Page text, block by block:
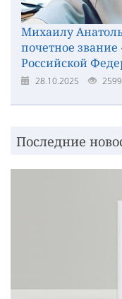
Михаилу
почетное
Российской
28.10.2025 2599
Последние